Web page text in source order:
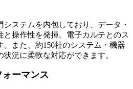
システムを内包しており、データ・
と操作性を発揮。電子カルテとのス
。また、約150社のシステム・機器
況に柔軟な対応ができます。
ーマンス